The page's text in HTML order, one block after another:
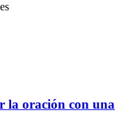
la oración con una